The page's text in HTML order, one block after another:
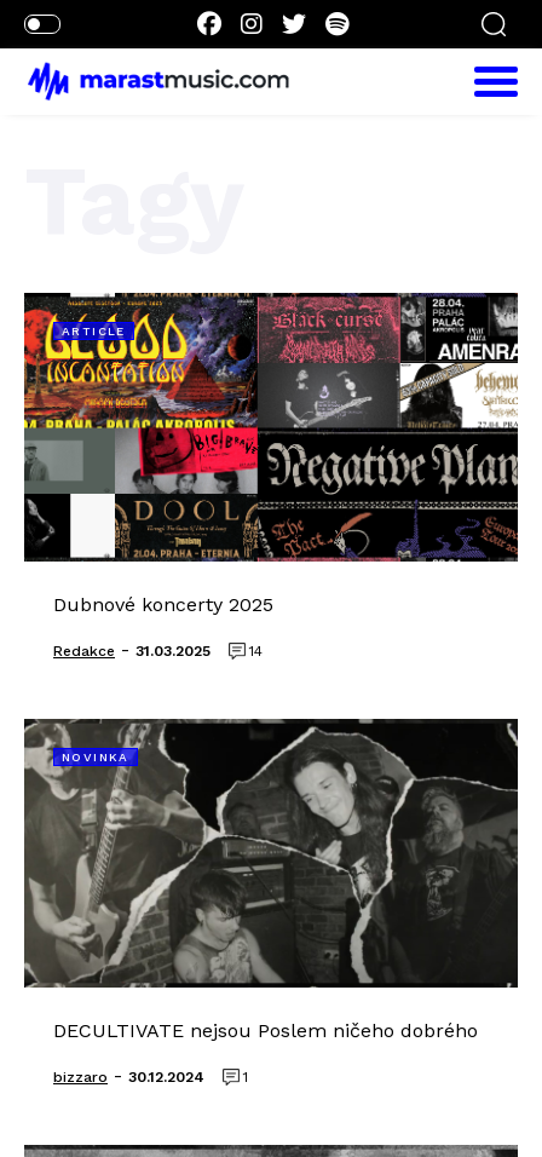
ARTICLE
Dubnové koncerty 2025
Redakce - 31.03.2025 14
NOVINKA
DECULTIVATE nejsou Poslem ničeho dobrého
bizzaro - 30.12.2024 1